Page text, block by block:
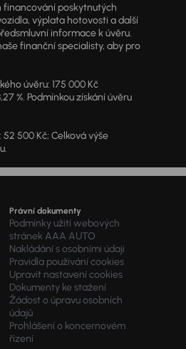
financování poskytnutých
výplata hotovosti a další
informace k úvěru.
finanční specialisty, aby pro
úvěru: 175 000 Kč
%. Podmínkou získání úvěru
52 500 Kč; Celková výše
Právní dokumenty
Podmínky užití webových
stránek AAA AUTO
Nakládání s osobními údaji
Pravidla používání cookies
Upravit nastavení cookies
Dokumenty ke stažení
Žádost o úpravu osobních
údajů
Prohlášení o koncernovém
řízení